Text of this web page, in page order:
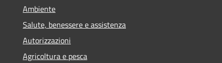
Ambiente
Salute, benessere e assistenza
Autorizzazioni
Agricoltura e pesca